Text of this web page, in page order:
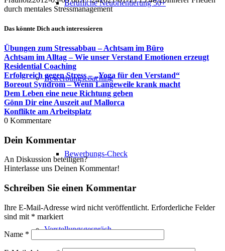
Berufliche Neuorientierung 50+
Bewerbungscoaching
Bewerbungs-Check
Vorstellungsgespräch
durch mentales Stressmanagement
Das könnte Dich auch interessieren
Übungen zum Stressabbau – Achtsam im Büro
Achtsam im Alltag – Wie unser Verstand Emotionen erzeugt
Residential Coaching
Erfolgreich gegen Stress – „Yoga für den Verstand“
Boreout Syndrom – Wenn Langeweile krank macht
Dem Leben eine neue Richtung geben
Gönn Dir eine Auszeit auf Mallorca
Konflikte am Arbeitsplatz
0 Kommentare
Dein Kommentar
An Diskussion beteiligen?
Hinterlasse uns Deinen Kommentar!
Schreiben Sie einen Kommentar
Ihre E-Mail-Adresse wird nicht veröffentlicht. Erforderliche Felder
sind mit * markiert
Name *